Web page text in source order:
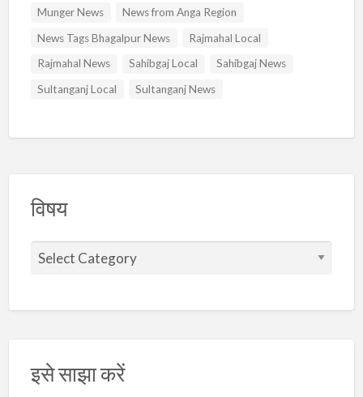
Munger News
News from Anga Region
News Tags Bhagalpur News
Rajmahal Local
Rajmahal News
Sahibgaj Local
Sahibgaj News
Sultanganj Local
Sultanganj News
विषय
इसे साझा करें